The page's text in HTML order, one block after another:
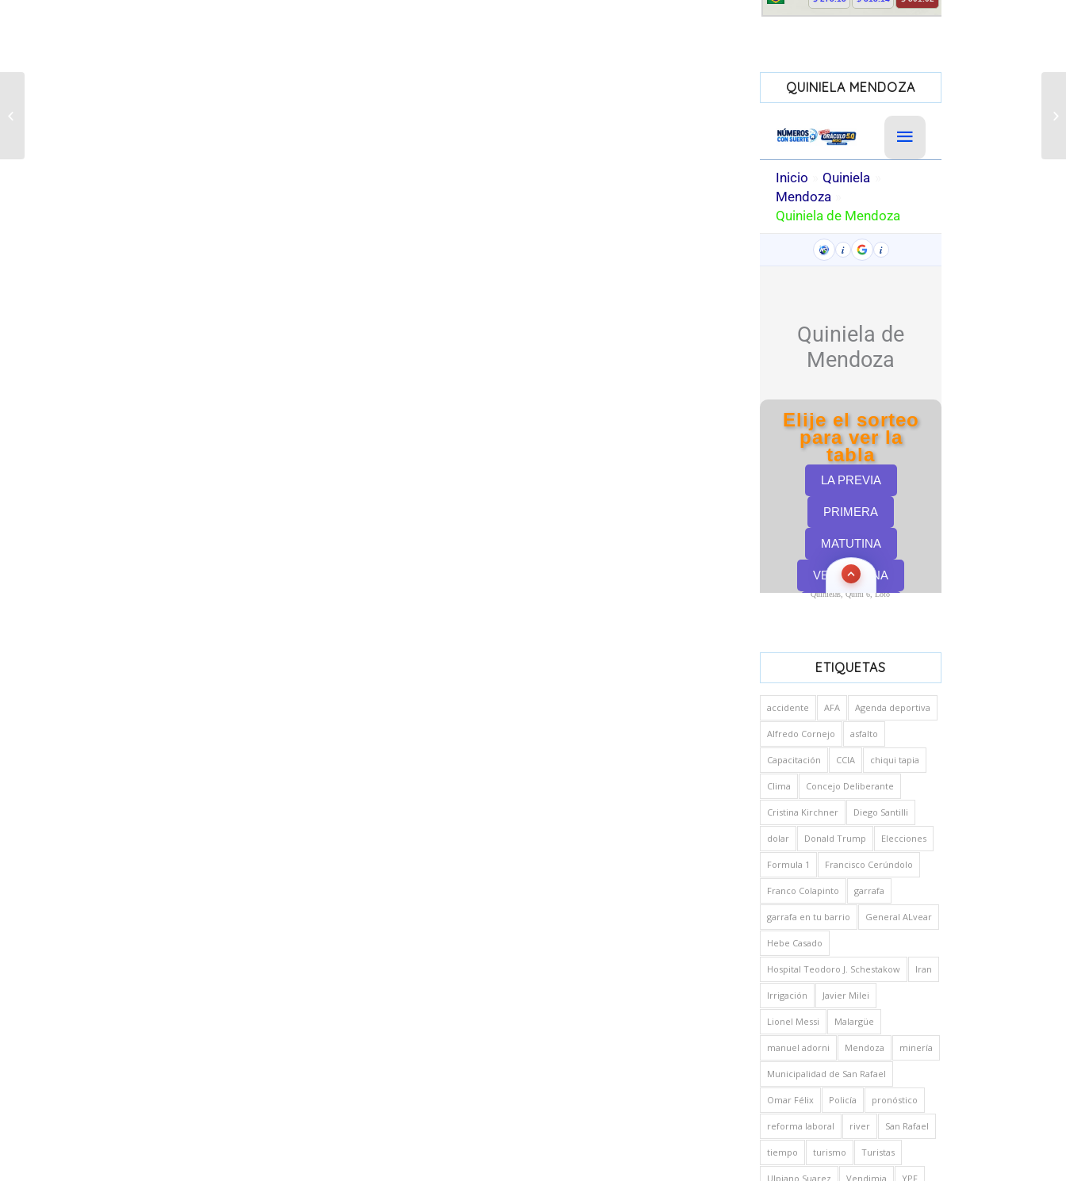
QUINIELA MENDOZA
Quinielas, Quini 6, Loto
ETIQUETAS
accidente AFA Agenda deportiva
Alfredo Cornejo asfalto
Capacitación CCIA chiqui tapia
Clima Concejo Deliberante
Cristina Kirchner Diego Santilli
dolar Donald Trump Elecciones
Formula 1 Francisco Cerúndolo
Franco Colapinto garrafa
garrafa en tu barrio General ALvear
Hebe Casado
Hospital Teodoro J. Schestakow Iran
Irrigación Javier Milei
Lionel Messi Malargüe
manuel adorni Mendoza minería
Municipalidad de San Rafael
Omar Félix Policía pronóstico
reforma laboral river San Rafael
tiempo turismo Turistas
Ulpiano Suarez Vendimia YPF